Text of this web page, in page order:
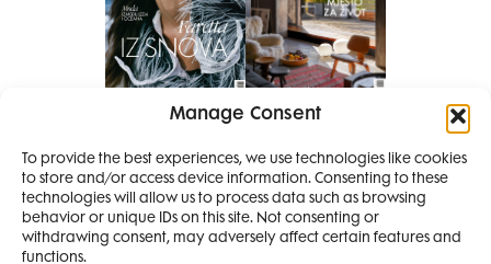
Manage Consent
To provide the best experiences, we use technologies like cookies
to store and/or access device information. Consenting to these
technologies will allow us to process data such as browsing
behavior or unique IDs on this site. Not consenting or
withdrawing consent, may adversely affect certain features and
functions.
Pretplati se na časopis
PRETPLATITE SE
SMANJI
4 IZDANJA